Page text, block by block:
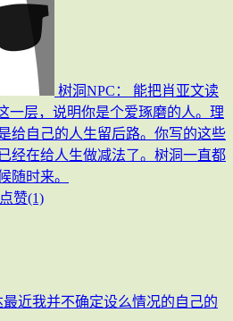
树洞NPC：
能把肖亚文读
一层，说明你是个爱琢磨的人。理
给自己的人生留后路。你写的这些
经在给人生做减法了。树洞一直都
随时来。
点赞(1)
近我并不确定设么情况的自己的